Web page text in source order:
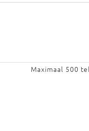
Maximaal 500